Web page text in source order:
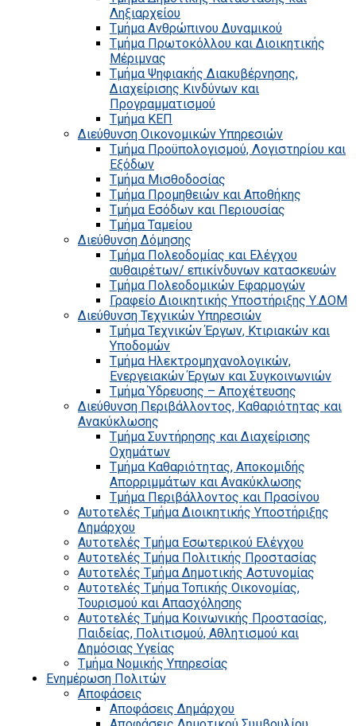
Ληξιαρχείου
Τμήμα Ανθρώπινου Δυναμικού
Τμήμα Πρωτοκόλλου και Διοικητικής
Μέριμνας
Τμήμα Ψηφιακής Διακυβέρνησης,
Διαχείρισης Κινδύνων και
Προγραμματισμού
Τμήμα ΚΕΠ
Διεύθυνση Οικονομικών Υπηρεσιών
Τμήμα Προϋπολογισμού, Λογιστηρίου και
Εξόδων
Τμήμα Μισθοδοσίας
Τμήμα Προμηθειών και Αποθήκης
Τμήμα Εσόδων και Περιουσίας
Τμήμα Ταμείου
Διεύθυνση Δόμησης
Τμήμα Πολεοδομίας και Ελέγχου
αυθαιρέτων/ επικίνδυνων κατασκευών
Τμήμα Πολεοδομικών Εφαρμογών
Γραφείο Διοικητικής Υποστήριξης Υ.ΔΟΜ
Διεύθυνση Τεχνικών Υπηρεσιών
Τμήμα Τεχνικών Έργων, Κτιριακών και
Υποδομών
Τμήμα Ηλεκτρομηχανολογικών,
Ενεργειακών Έργων και Συγκοινωνιών
Τμήμα Ύδρευσης – Αποχέτευσης
Διεύθυνση Περιβάλλοντος, Καθαριότητας και
Ανακύκλωσης
Τμήμα Συντήρησης και Διαχείρισης
Οχημάτων
Τμήμα Καθαριότητας, Αποκομιδής
Απορριμμάτων και Ανακύκλωσης
Τμήμα Περιβάλλοντος και Πρασίνου
Αυτοτελές Τμήμα Διοικητικής Υποστήριξης
Δημάρχου
Αυτοτελές Τμήμα Εσωτερικού Ελέγχου
Αυτοτελές Τμήμα Πολιτικής Προστασίας
Αυτοτελές Τμήμα Δημοτικής Αστυνομίας
Αυτοτελές Τμήμα Τοπικής Οικονομίας,
Τουρισμού και Απασχόλησης
Αυτοτελές Τμήμα Κοινωνικής Προστασίας,
Παιδείας, Πολιτισμού, Αθλητισμού και
Δημόσιας Υγείας
Τμήμα Νομικής Υπηρεσίας
Ενημέρωση Πολιτών
Αποφάσεις
Αποφάσεις Δημάρχου